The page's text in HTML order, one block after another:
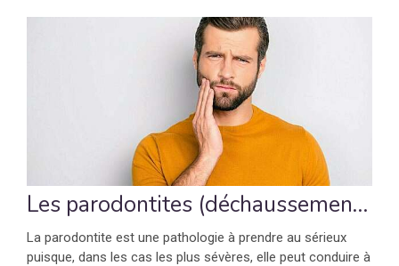
Les parodontites (déchaussement des dents)
La parodontite est une pathologie à prendre au sérieux
puisque, dans les cas les plus sévères, elle peut conduire à